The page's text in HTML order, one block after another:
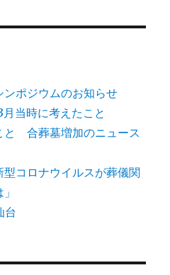
ポジウムのお知らせ
当時に考えたこと
合葬墓増加のニュース
コロナウイルスが葬儀関
台